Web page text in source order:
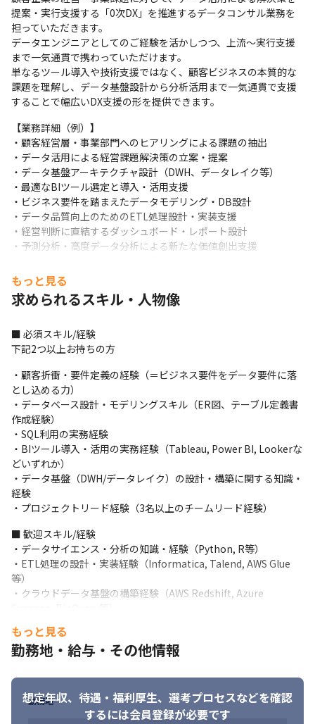
提案・実行支援する「0次DX」を推進するデータコンサル業務を
担っていただきます。
データエンジニアとしてのご経験を活かしつつ、上流～実行支援
まで一気通貫で携わっていただけます。
単なるツール導入や技術支援ではなく、顧客ビジネスの本質的な
課題を理解し、データ基盤設計から分析活用まで一気通貫で支援
することで幅広いDX支援の形を提供できます。
【業務詳細（例）】
・顧客経営層・事業部門へのヒアリングによる課題の抽出
・データ活用による経営課題解決策の立案・提案
・データ基盤アーキテクチャ設計（DWH、データレイク等）
・最適なBIツール選定と導入・活用支援
・ビジネス要件を踏まえたデータモデリング・DB設計
・データ品質向上のためのETL処理設計・実装支援
・経営判断に直結するダッシュボード・レポート設計
・予測分析・高度データ分析による新たな価値創出支援
・顧客組織のデータリテラシー向上・内製化支援　…etc
【実際の案件事例詳細】
クライアントは、基幹システム刷新とデータ基盤構築を通じて、
データドリブンな意思決定を促進することを企図。
し、400名の従業員がデータを活用して業務効率を向上させること
を目指す。
※現状では手動でのデータ加工や集計が多く、意思決定までに時
間がかかっているため、データ活用により業務負荷を軽減し、迅
速かつ高度な業務推進を実現したい。
■業務概要
・短期的な課題として、現行のExcel帳票からBIツールへの移行
（現行業務整理、BI設計・DB設計）
・BIツール提供者(サービサー)との連携・仕様確認
・データを活用したビジネス課題解決や新しい価値創造の提案
■カウンターパート
・社内デジタル推進の担当者(室長、課長)
・企画部門(経営企画・営業企画)、営業、経理部門など
・多様なステークホルダー(経営企画、営業企画、事業部門)との対
話を通じてデータドリブン経営を推進
・データ基盤の設計・実装をサポートし、企業全体のDXを推進
・全社的なデータリテラシー向上を目指した意識改革と変革支援
【その他案件事例】
・大手食品メーカーのデータ活用基盤再構築プロジェクト
もっと見る
求められるスキル・人物像
■ 必須スキル/経験
下記2つ以上お持ちの方
・顧客折衝・要件定義の経験（＝ビジネス要件をデータ要件に落
とし込める力）
・データベース設計・モデリングスキル（ER図、テーブル定義書
作成経験）
・SQL利用の実務経験
・BIツール導入・活用の実務経験（Tableau, Power BI, Lookerな
どいずれか）
・データ基盤（DWH/データレイク）の設計・構築に関する知識・
経験
・プロジェクトリード経験（3名以上のチームリード経験）
■ 歓迎スキル/経験
・データサイエンス・分析の知識・経験（Python, R等）
・ETL処理の設計・実装経験（Informatica, Talend, AWS Glue
等）
・クラウドデータ基盤の構築経験（AWS Redshift, Azure
・特定業界（小売、製造、金融等）での業務知識・プロジェクト
経験
・データ可視化・分析ツールの資格（Tableau認定資格等）
・クラウドプラットフォームの資格（AWS認定等）
もっと見る
勤務地・給与・その他情報
想定年収、待遇・福利厚生、 選考プロセスなどを確認
するには会員登録が必要です
勤務地